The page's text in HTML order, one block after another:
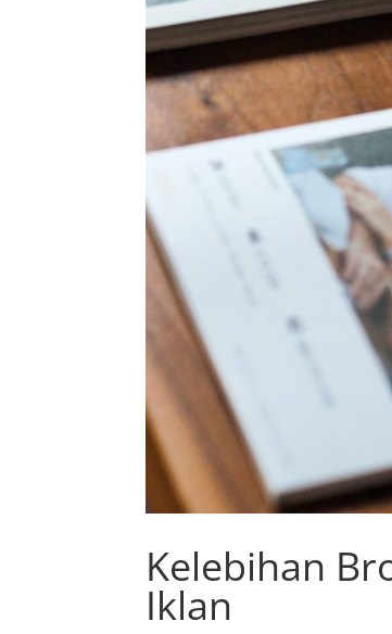
Kelebihan
Iklan